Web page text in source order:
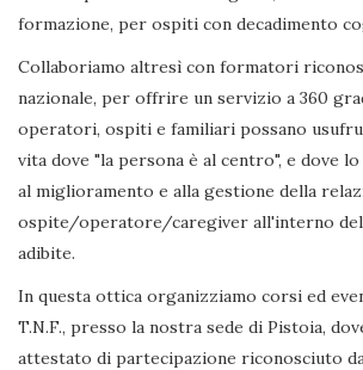
formazione, per ospiti con decadimento
Collaboriamo altresì con formatori
nazionale, per offrire un servizio a 360
operatori, ospiti e familiari possano
vita dove "la persona è al centro", e dove
al miglioramento e alla gestione della
ospite/operatore/caregiver all'interno
adibite.
In questa ottica organizziamo corsi ed
T.N.F., presso la nostra sede di Pistoia,
attestato di partecipazione riconosciuto